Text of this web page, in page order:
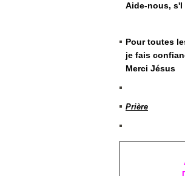
Aide-nous,
Pour toutes
je fais
Merci Jésus
Prière